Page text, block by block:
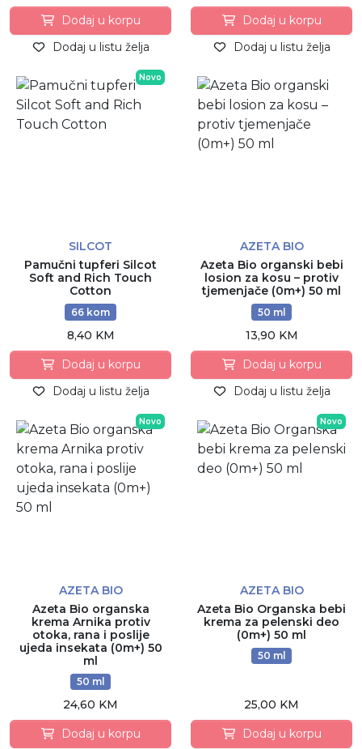
Dodaj u korpu
Dodaj u listu želja
Dodaj u korpu
Dodaj u listu želja
Novo
SILCOT
Pamučni tupferi Silcot
Soft and Rich Touch
Cotton
66 kom
8,40 KM
Dodaj u korpu
Dodaj u listu želja
AZETA BIO
Azeta Bio organski bebi
losion za kosu – protiv
tjemenjače (0m+) 50 ml
50 ml
13,90 KM
Dodaj u korpu
Dodaj u listu želja
Novo
AZETA BIO
Azeta Bio organska
krema Arnika protiv
otoka, rana i poslije
ujeda insekata (0m+) 50
ml
50 ml
24,60 KM
Dodaj u korpu
Novo
AZETA BIO
Azeta Bio Organska bebi
krema za pelenski deo
(0m+) 50 ml
50 ml
25,00 KM
Dodaj u korpu